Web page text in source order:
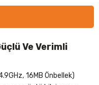
Ve Verimli
16MB Önbellek)